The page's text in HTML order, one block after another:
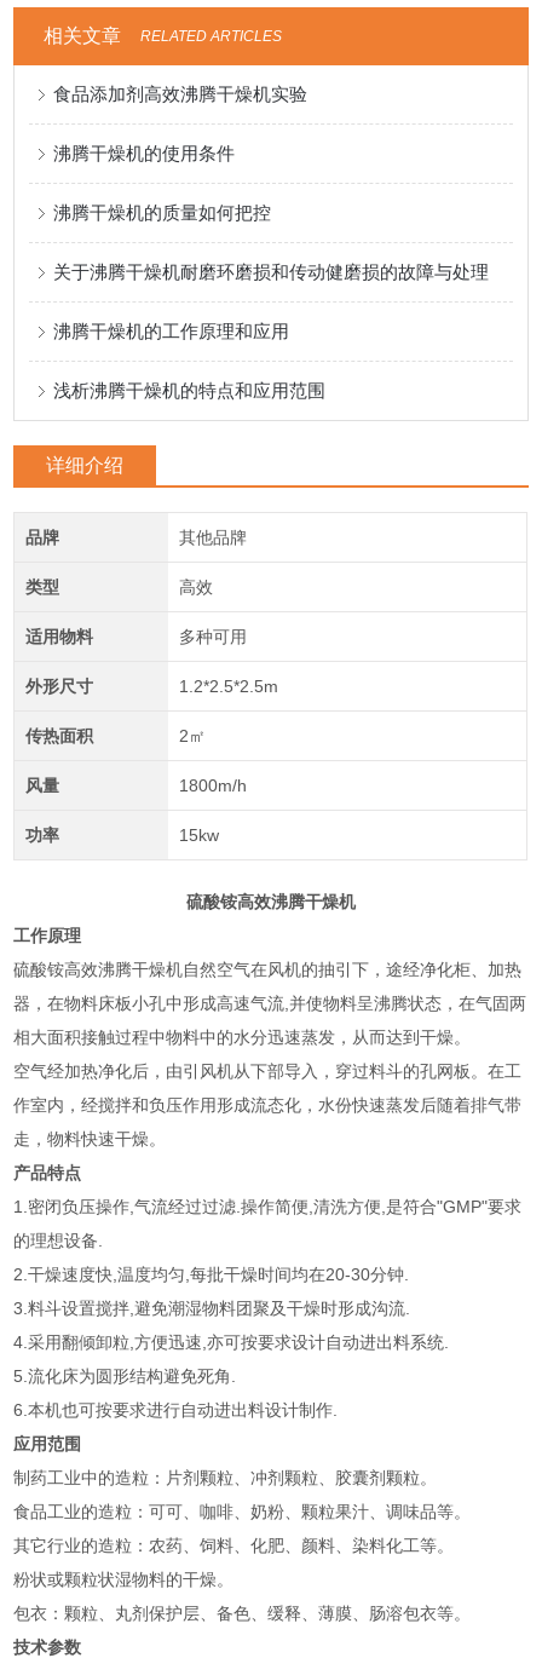
相关文章 RELATED ARTICLES
食品添加剂高效沸腾干燥机实验
沸腾干燥机的使用条件
沸腾干燥机的质量如何把控
关于沸腾干燥机耐磨环磨损和传动健磨损的故障与处理
沸腾干燥机的工作原理和应用
浅析沸腾干燥机的特点和应用范围
详细介绍
品牌 其他品牌
类型 高效
适用物料 多种可用
外形尺寸 1.2*2.5*2.5m
传热面积 2㎡
风量 1800m/h
功率 15kw
硫酸铵高效沸腾干燥机
工作原理
硫酸铵高效沸腾干燥机自然空气在风机的抽引下，途经净化柜、加热
器，在物料床板小孔中形成高速气流,并使物料呈沸腾状态，在气固两
相大面积接触过程中物料中的水分迅速蒸发，从而达到干燥。
空气经加热净化后，由引风机从下部导入，穿过料斗的孔网板。在工
作室内，经搅拌和负压作用形成流态化，水份快速蒸发后随着排气带
走，物料快速干燥。
产品特点
1.密闭负压操作,气流经过过滤.操作简便,清洗方便,是符合"GMP"要求
的理想设备.
2.干燥速度快,温度均匀,每批干燥时间均在20-30分钟.
3.料斗设置搅拌,避免潮湿物料团聚及干燥时形成沟流.
4.采用翻倾卸粒,方便迅速,亦可按要求设计自动进出料系统.
5.流化床为圆形结构避免死角.
6.本机也可按要求进行自动进出料设计制作.
应用范围
制药工业中的造粒：片剂颗粒、冲剂颗粒、胶囊剂颗粒。
食品工业的造粒：可可、咖啡、奶粉、颗粒果汁、调味品等。
其它行业的造粒：农药、饲料、化肥、颜料、染料化工等。
粉状或颗粒状湿物料的干燥。
包衣：颗粒、丸剂保护层、备色、缓释、薄膜、肠溶包衣等。
技术参数